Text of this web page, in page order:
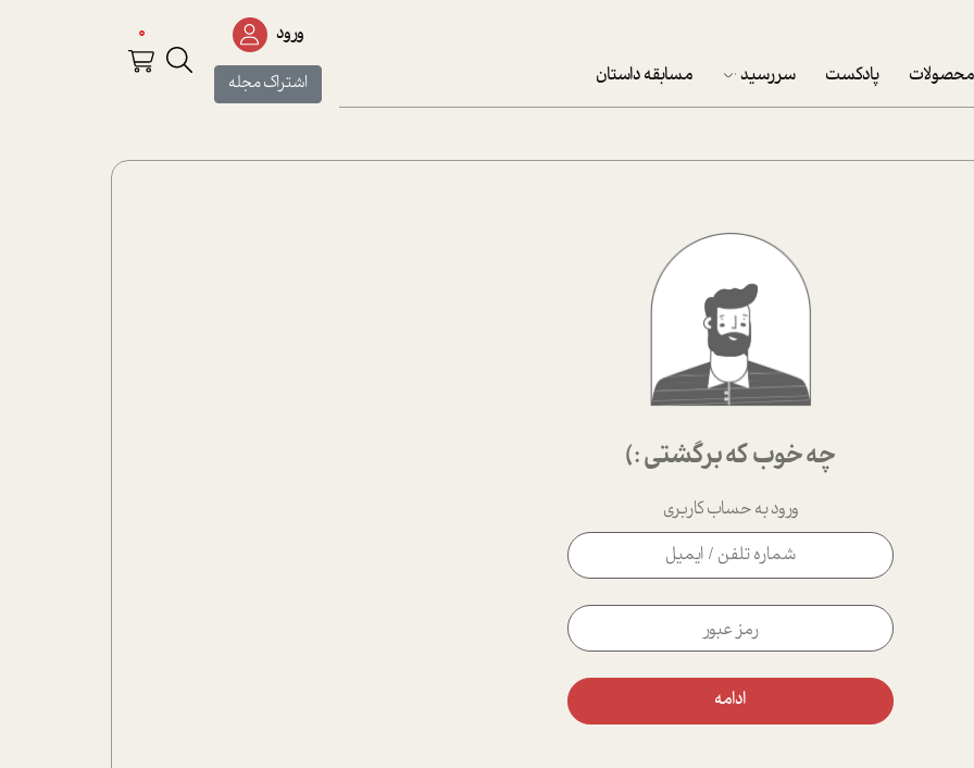
محصولات پادکست سررسید
پکيج نوروزي موفقيت
تقویم رومیزی
تقویم دیواری
مسابقه داستان
ورود
اشتراک مجله
0
چه خوب که برگشتی :)
ورود به حساب کاربری
ادامه